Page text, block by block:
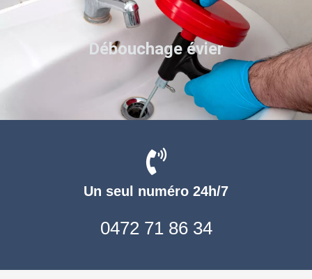
Un seul numéro 24h/7
0472 71 86 34
Débouchage évier